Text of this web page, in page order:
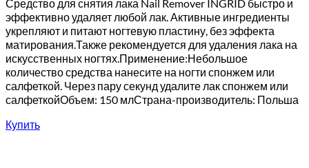
Средство для снятия лака Nail Remover INGRID быстро и
эффективно удаляет любой лак. Активные ингредиенты
укрепляют и питают ногтевую пластину, без эффекта
матирования.Также рекомендуется для удаления лака на
искусственных ногтях.Применение:Небольшое
количество средства нанесите на ногти спонжем или
салфеткой. Через пару секунд удалите лак спонжем или
салфеткойОбъем: 150 млСтрана-производитель: Польша
Купить